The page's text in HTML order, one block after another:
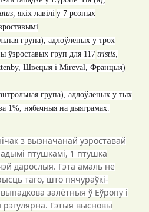
якіх лавілі у 7 розных
група), адлоўленых у трох
ўзроставых груп для117 tristis,
Швецыя іMireval, Францыя)
група), адлоўленых у тых
1%, нябачныя на дыяграмах.
з вызначанай узроставай
птушкамі, 1 птушка
дарослыя. Гэта амаль не
таго, што пячураўкі-
залётныя ў Еўропу і
Гэтыя высновы